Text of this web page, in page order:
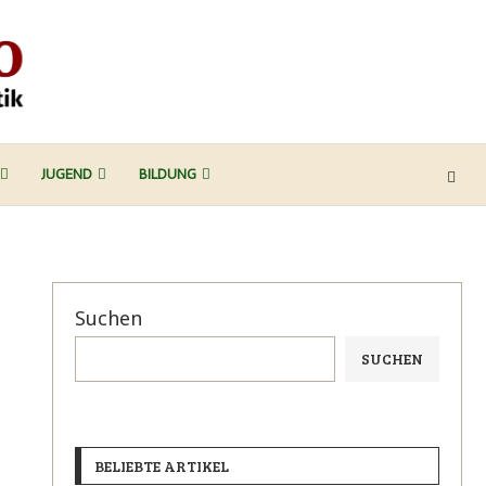
JUGEND BILDUNG
Suchen
SUCHEN
BELIEBTE ARTIKEL